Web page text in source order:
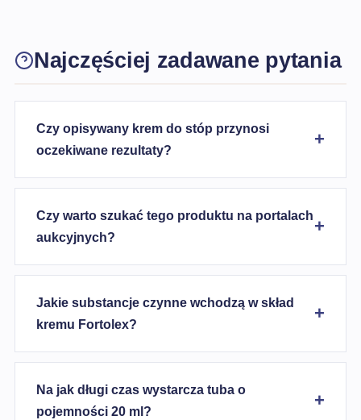
Najczęściej zadawane pytania
Czy opisywany krem do stóp przynosi
oczekiwane rezultaty?
Czy warto szukać tego produktu na portalach
aukcyjnych?
Jakie substancje czynne wchodzą w skład
kremu Fortolex?
Na jak długi czas wystarcza tuba o
pojemności 20 ml?